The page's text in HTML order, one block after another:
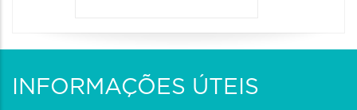
INFORMAÇÕES ÚTEIS